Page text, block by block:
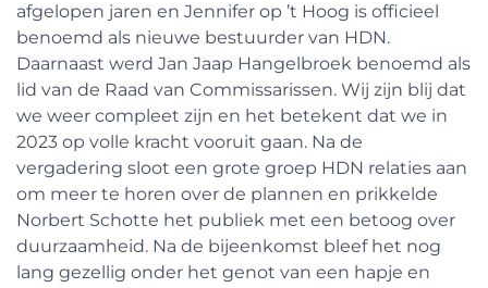
afgelopen jaren en Jennifer op ’t Hoog is officieel
benoemd als nieuwe bestuurder van HDN.
Daarnaast werd Jan Jaap Hangelbroek benoemd als
lid van de Raad van Commissarissen. Wij zijn blij dat
we weer compleet zijn en het betekent dat we in
2023 op volle kracht vooruit gaan. Na de
vergadering sloot een grote groep HDN relaties aan
om meer te horen over de plannen en prikkelde
Norbert Schotte het publiek met een betoog over
duurzaamheid. Na de bijeenkomst bleef het nog
lang gezellig onder het genot van een hapje en